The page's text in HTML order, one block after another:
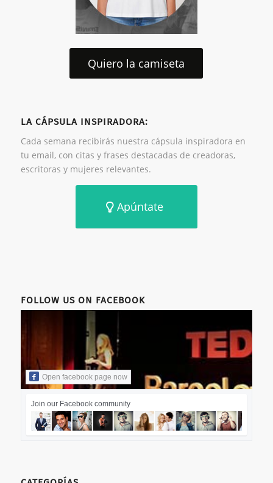
Quiero la camiseta
LA CÁPSULA INSPIRADORA:
Cada semana recibirás nuestra cápsula inspiradora en
tu email, con citas y frases destacadas de creadoras,
escritoras y mujeres relevantes.
Apúntate
FOLLOW US ON FACEBOOK
Open facebook page now
Join our Facebook community